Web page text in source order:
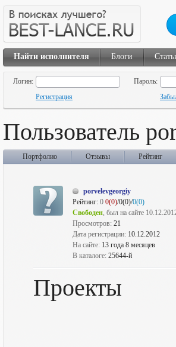
Найти исполнителя Блоги
Логин:
Пароль:
Регистрация
Пользователь
Портфолио Отзывы Рейтинг
porvelevgeorgiy
Рейтинг: 0 0(0)/0(0)/0(0)
Свободен, был на сайте
Просмотров: 21
Дата регистрации: 10.12.2012
На сайте: 13 года 8 месяцев
В каталоге: 25644-й
Проекты